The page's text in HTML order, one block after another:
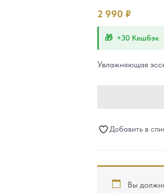
2 990 ₽
+30 Кешбэк
Увлажняющая
Добавить в
Вы